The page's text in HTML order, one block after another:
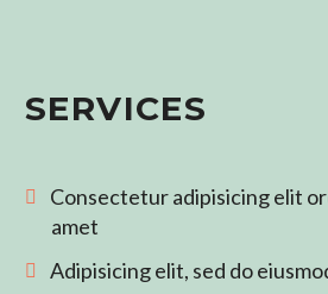
SERVICES
Consectetur adipisicing elit
amet
Adipisicing elit, sed do